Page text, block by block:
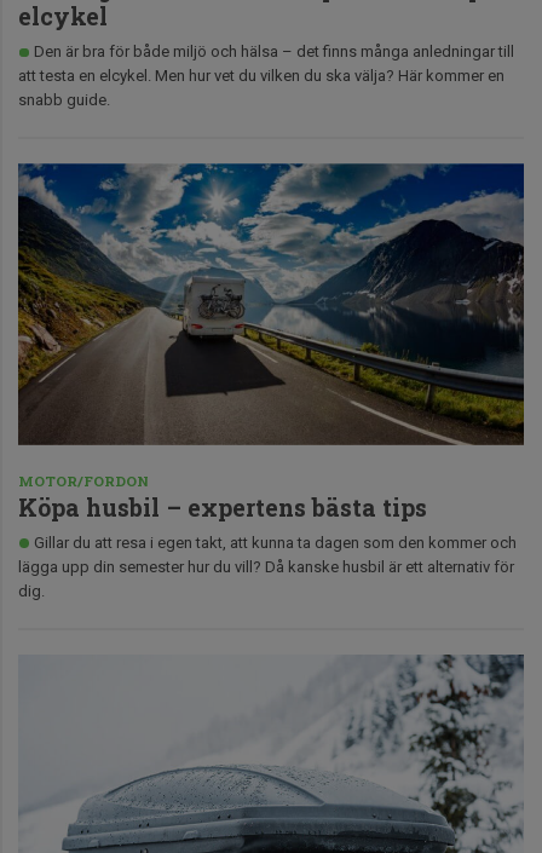
elcykel
Den är bra för både miljö och hälsa – det finns många anledningar till
att testa en elcykel. Men hur vet du vilken du ska välja? Här kommer en
snabb guide.
MOTOR/FORDON
Köpa husbil – expertens bästa tips
Gillar du att resa i egen takt, att kunna ta dagen som den kommer och
lägga upp din semester hur du vill? Då kanske husbil är ett alternativ för
dig.